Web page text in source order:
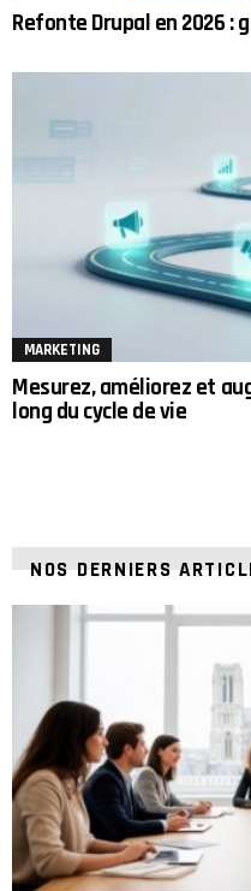
Refonte Drupal en 2026 :
MARKETING
Mesurez, améliorez et
long du cycle de vie
NOS DERNIERS